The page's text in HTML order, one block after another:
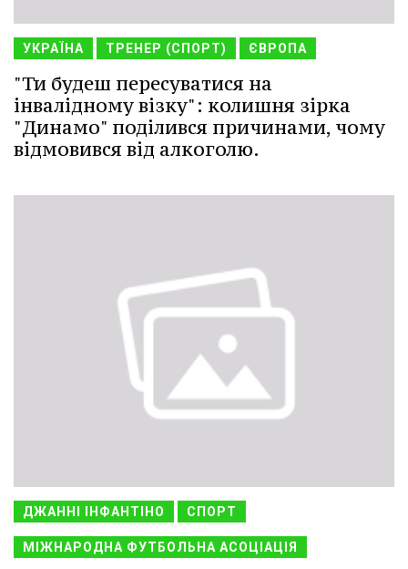
УКРАЇНА ТРЕНЕР (СПОРТ) ЄВРОПА
"Ти будеш пересуватися на
інвалідному візку": колишня зірка
"Динамо" поділився причинами, чому
відмовився від алкоголю.
ДЖАННІ ІНФАНТІНО СПОРТ
МІЖНАРОДНА ФУТБОЛЬНА АСОЦІАЦІЯ